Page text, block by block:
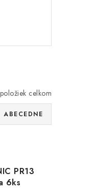
položiek celkom
ABECEDNE
PR13
6ks